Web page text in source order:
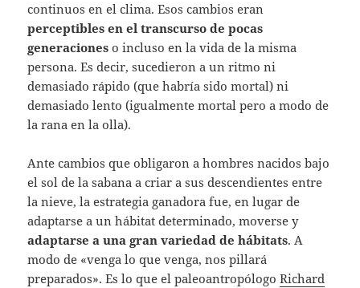
continuos en el clima. Esos cambios eran
perceptibles en el transcurso de pocas
generaciones o incluso en la vida de la misma
persona. Es decir, sucedieron a un ritmo ni
demasiado rápido (que habría sido mortal) ni
demasiado lento (igualmente mortal pero a modo de
la rana en la olla).
Ante cambios que obligaron a hombres nacidos bajo
el sol de la sabana a criar a sus descendientes entre
la nieve, la estrategia ganadora fue, en lugar de
adaptarse a un hábitat determinado, moverse y
adaptarse a una gran variedad de hábitats. A
modo de «venga lo que venga, nos pillará
preparados». Es lo que el paleoantropólogoRichard